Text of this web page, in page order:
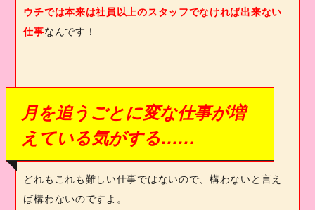
ウチでは本来は社員以上のスタッフでなければ出来ない
仕事なんです！
月を追うごとに変な仕事が増
えている気がする……
どれもこれも難しい仕事ではないので、構わないと言え
ば構わないのですよ。